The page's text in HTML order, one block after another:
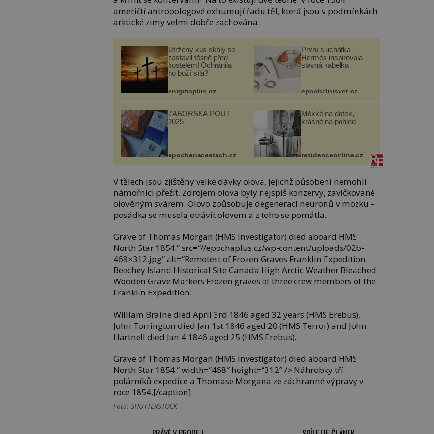
američtí antropologové exhumují řadu těl, která jsou v podmínkách
arktické zimy velmi dobře zachována.
Utržený kus skály se
zastavil těsně před
kostelem! Ochránila
ho boží síla?
enigmaplus.cz
První sluchátka
Hermés inspirovala
slavná kabelka
epochalnisvet.cz
ZÁBOŘSKÁ POUŤ
2025
epochanacestach.cz
Měkké na dotek,
krásné na pohled
rezidenceonline.cz
V tělech jsou zjištěny velké dávky olova, jejichž působení nemohli
námořníci přežít. Zdrojem olova byly nejspíš konzervy, zavíčkované
olověným svárem. Olovo způsobuje degeneraci neuronů v mozku –
posádka se musela otrávit olovem a z toho se pomátla.
Grave of Thomas Morgan (HMS Investigator) died aboard HMS
North Star 1854.“ src=“//epochaplus.cz/wp-content/uploads/02b-
468×312.jpg“ alt=“Remotest of Frozen Graves Franklin Expedition
Beechey Island Historical Site Canada High Arctic Weather Bleached
Wooden Grave Markers Frozen graves of three crew members of the
Franklin Expedition:
William Braine died April 3rd 1846 aged 32 years (HMS Erebus),
John Torrington died Jan 1st 1846 aged 20 (HMS Terror) and John
Hartnell died Jan 4 1846 aged 25 (HMS Erebus).
Grave of Thomas Morgan (HMS Investigator) died aboard HMS
North Star 1854.“ width=“468″ height=“312″ /> Náhrobky tří
polárníků expedice a Thomase Morgana ze záchranné výpravy v
roce 1854.[/caption]
Foto: SHUTTERSTOCK